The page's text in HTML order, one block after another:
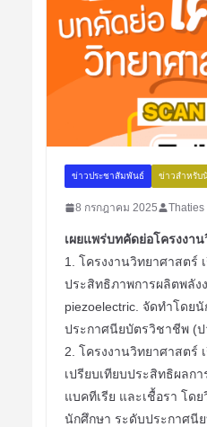
ข่าวประชาสัมพันธ์ ข่าวสำหรับ
8 กรกฎาคม 2025 Thaties
เผยแพร่บทคัดย่อโครงงา
1. โครงงานวิทยาศาสตร์
ประสิทธิภาพการผลิตพลัง
piezoelectric. จัดทำโดย
ประกาศนียบัตรวิชาชีพ (
2. โครงงานวิทยาศาสตร์
เปรียบเทียบประสิทธิผลก
แบคทีเรีย และเชื้อรา โด
นักศึกษา ระดับประกาศนี